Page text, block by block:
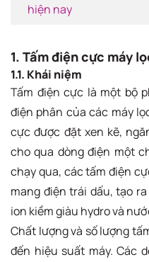
hiện nay
1. Tấm điện cực máy
1.1. Khái niệm
Tấm điện cực là một bộ
điện phân của các máy
cực được đặt xen kẽ,
cho qua dòng điện một
chạy qua, các tấm điện
mang điện trái dấu, tạo
ion kiềm giàu hydro và
Chất lượng và số lượng
đến hiệu suất máy. Các